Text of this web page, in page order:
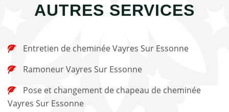
AUTRES SERVICES
Entretien de cheminée Vayres Sur Essonne
Ramoneur Vayres Sur Essonne
Vayres Sur Essonne